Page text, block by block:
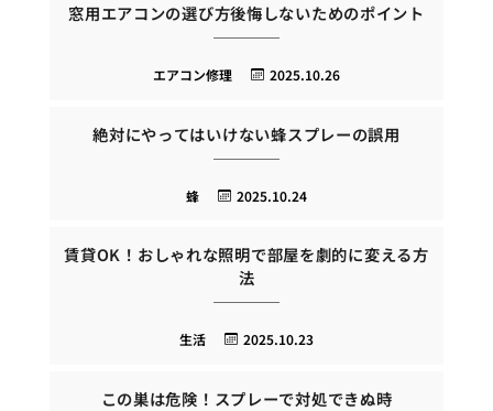
窓用エアコンの選び方後悔しないためのポイント
2025.10.26
エアコン修理
絶対にやってはいけない蜂スプレーの誤用
2025.10.24
蜂
賃貸OK！おしゃれな照明で部屋を劇的に変える方
法
2025.10.23
生活
この巣は危険！スプレーで対処できぬ時